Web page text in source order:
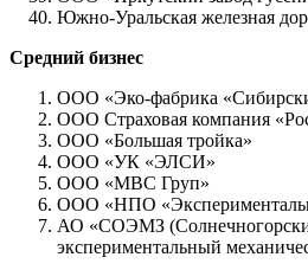
Южно-Уральская железная
Средний бизнес
ООО «Эко-фабрика
ООО Страховая компания
ООО «Большая тройка»
ООО «УК «ЭЛСИ»
ООО «МВС Груп»
ООО «НПО
АО «СОЭМЗ
экспериментальный